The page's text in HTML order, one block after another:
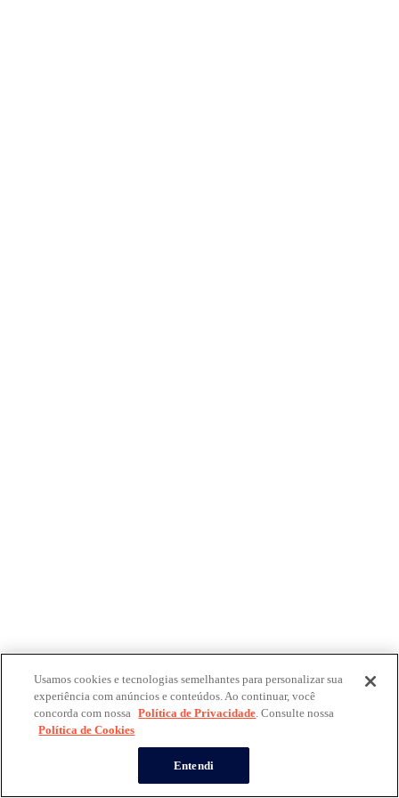
Usamos cookies e tecnologias semelhantes para personalizar sua
experiência com anúncios e conteúdos. Ao continuar, você
concorda com nossa Política de Privacidade. Consulte nossa
Política de Cookies
Entendi